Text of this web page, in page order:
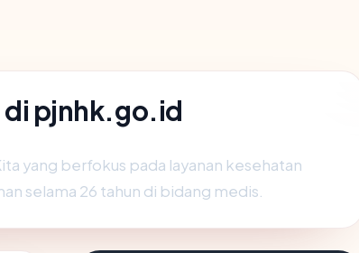
di pjnhk.go.id
yang berfokus pada layanan kesehatan
selama 26 tahun di bidang medis.